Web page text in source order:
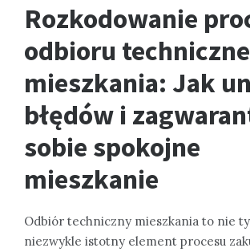
Rozkodowanie
odbioru
mieszkania: Jak
błędów i
sobie spokojne
mieszkanie
Odbiór techniczny mieszkania to nie
niezwykle istotny element procesu